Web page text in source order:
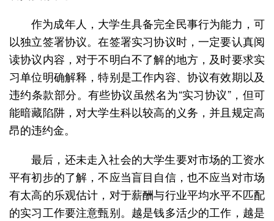
作为成年人，大学生具备完全民事行为能力，可
以独立签署协议。在签署实习协议时，一定要认真阅
读协议内容，对于不明白不了解的地方，及时要求实
习单位明确解释，特别是工作内容、协议有效期以及
违约条款部分。有些协议虽然名为“实习协议”，但可
能暗藏陷阱，对大学生科以较高的义务，并且规定高
昂的违约金。
最后，还未走入社会的大学生要对市场的工资水
平有初步的了解，不应当盲目自信，也不应当对市场
有太高的乐观估计，对于薪酬与行业平均水平不匹配
的实习工作要注意甄别。越是钱多活少的工作，越是